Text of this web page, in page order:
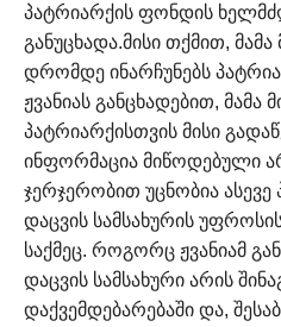
პატრიარქის ფონდის
განუცხადა.მისი თქმით,
დრომდე ინარჩუნებს
ჟვანიას განცხადებით,
პატრიარქისთვის მისი
ინფორმაცია მიწოდებული
ჯერჯერობით უცნობია
დაცვის სამსახურის
საქმეც. როგორც ჟვანიამ
დაცვის სამსახური არის
დაქვემდებარებაში და,